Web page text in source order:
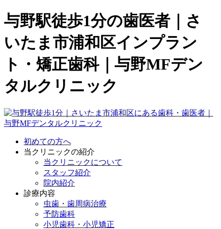
与野駅徒歩1分の歯医者｜さ
いたま市浦和区インプラン
ト・矯正歯科｜与野MFデン
タルクリニック
初めての方へ
当クリニックの紹介
当クリニックについて
スタッフ紹介
院内紹介
診療内容
虫歯・歯周病治療
予防歯科
小児歯科・小児矯正